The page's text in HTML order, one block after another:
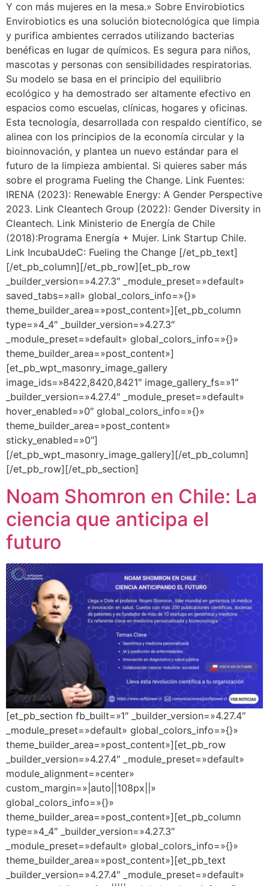
Y con más mujeres en la mesa.» Sobre Envirobiotics
Envirobiotics es una solución biotecnológica que limpia
y purifica ambientes cerrados utilizando bacterias
benéficas en lugar de químicos. Es segura para niños,
mascotas y personas con sensibilidades respiratorias.
Su modelo se basa en el principio del equilibrio
ecológico y ha demostrado ser altamente efectivo en
espacios como escuelas, clínicas, hogares y oficinas.
Esta tecnología, desarrollada con respaldo científico, se
alinea con los principios de la economía circular y la
bioinnovación, y plantea un nuevo estándar para el
futuro de la limpieza ambiental. Si quieres saber más
sobre el programa Fueling the Change. Link Fuentes:
IRENA (2023): Renewable Energy: A Gender Perspective
2023. Link Cleantech Group (2022): Gender Diversity in
Cleantech. Link Ministerio de Energía de Chile
(2018):Programa Energía + Mujer. Link Startup Chile.
Link IncubaUdeC: Fueling the Change [/et_pb_text]
[/et_pb_column][/et_pb_row][et_pb_row
_builder_version=»4.27.3″ _module_preset=»default»
saved_tabs=»all» global_colors_info=»{}»
theme_builder_area=»post_content»][et_pb_column
type=»4_4″ _builder_version=»4.27.3″
_module_preset=»default» global_colors_info=»{}»
theme_builder_area=»post_content»]
[et_pb_wpt_masonry_image_gallery
image_ids=»8422,8420,8421″ image_gallery_fs=»1″
_builder_version=»4.27.4″ _module_preset=»default»
hover_enabled=»0″ global_colors_info=»{}»
theme_builder_area=»post_content»
sticky_enabled=»0″]
[/et_pb_wpt_masonry_image_gallery][/et_pb_column]
[/et_pb_row][/et_pb_section]
Noam Shomron en Chile: La
ciencia que anticipa el
futuro
[et_pb_section fb_built=»1″ _builder_version=»4.27.4″
_module_preset=»default» global_colors_info=»{}»
theme_builder_area=»post_content»][et_pb_row
_builder_version=»4.27.4″ _module_preset=»default»
module_alignment=»center»
custom_margin=»|auto||108px||»
global_colors_info=»{}»
theme_builder_area=»post_content»][et_pb_column
type=»4_4″ _builder_version=»4.27.3″
_module_preset=»default» global_colors_info=»{}»
theme_builder_area=»post_content»][et_pb_text
_builder_version=»4.27.4″ _module_preset=»default»